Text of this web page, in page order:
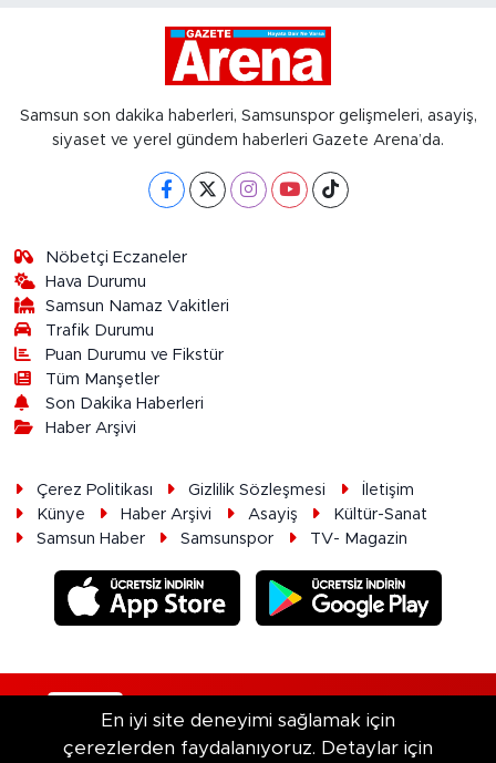
Samsun son dakika haberleri, Samsunspor gelişmeleri, asayiş,
siyaset ve yerel gündem haberleri Gazete Arena’da.
Nöbetçi Eczaneler
Hava Durumu
Samsun Namaz Vakitleri
Trafik Durumu
Puan Durumu ve Fikstür
Tüm Manşetler
Son Dakika Haberleri
Haber Arşivi
Çerez Politikası Gizlilik Sözleşmesi
İletişim
Künye
Haber Arşivi Asayiş
Kültür-Sanat
Samsun Haber
Samsunspor TV- Magazin
En iyi site deneyimi sağlamak için
çerezlerden faydalanıyoruz. Detaylar için